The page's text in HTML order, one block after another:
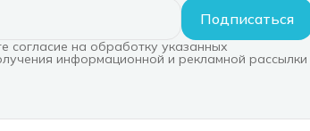
Подписаться
согласие на обработку указанных
информационной и рекламной рассылки